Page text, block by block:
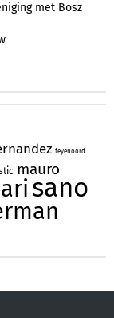
met Bosz
feyenoord
mauro
sano